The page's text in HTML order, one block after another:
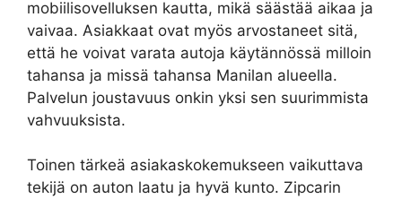
mobiilisovelluksen kautta, mikä säästää aikaa ja
vaivaa. Asiakkaat ovat myös arvostaneet sitä,
että he voivat varata autoja käytännössä milloin
tahansa ja missä tahansa Manilan alueella.
Palvelun joustavuus onkin yksi sen suurimmista
vahvuuksista.
Toinen tärkeä asiakaskokemukseen vaikuttava
tekijä on auton laatu ja hyvä kunto. Zipcarin